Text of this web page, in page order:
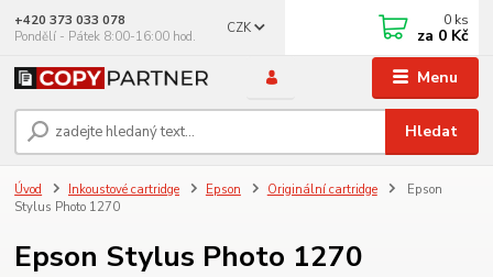
Menu
CZK
Hledat
+420 373 033 078
Pondělí - Pátek 8:00-16:00 hod.
0 ks
za 0 Kč
Úvod Inkoustové cartridge Epson Originální cartridge
Epson
Stylus Photo 1270
Epson Stylus Photo 1270